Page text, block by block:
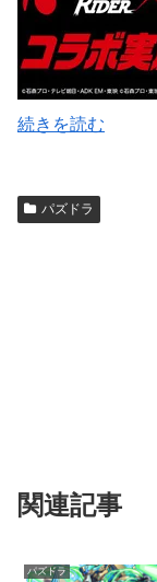
続きを読む
パズドラ
関連記事
パズドラ